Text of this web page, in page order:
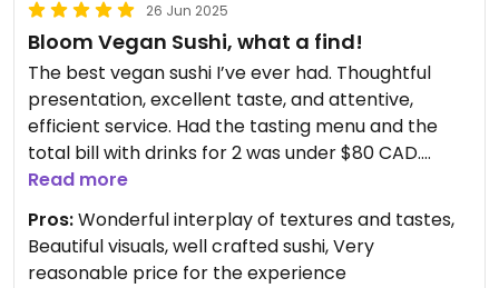
26 Jun 2025
Bloom Vegan Sushi, what a find!
The best vegan sushi I’ve ever had. Thoughtful
presentation, excellent taste, and attentive,
efficient service. Had the tasting menu and the
total bill with drinks for 2 was under $80 CAD.
Updated from previous review on 2025-06-26
Read more
Pros:Wonderful interplay of textures and tastes,
Beautiful visuals, well crafted sushi, Very
reasonable price for the experience